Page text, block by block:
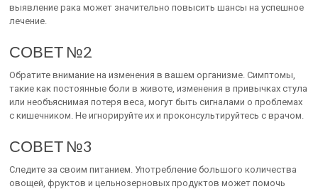
выявление рака может значительно повысить шансы на успешное
лечение.
СОВЕТ №2
Обратите внимание на изменения в вашем организме. Симптомы,
такие как постоянные боли в животе, изменения в привычках стула
или необъяснимая потеря веса, могут быть сигналами о проблемах
с кишечником. Не игнорируйте их и проконсультируйтесь с врачом.
СОВЕТ №3
Следите за своим питанием. Употребление большого количества
овощей, фруктов и цельнозерновых продуктов может помочь